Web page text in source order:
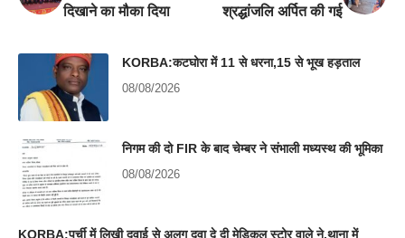
दिखाने का मौका दिया
श्रद्धांजलि अर्पित की गई
KORBA:कटघोरा में 11 से धरना,15 से भूख हड़ताल
08/08/2026
निगम की दो FIR के बाद चेम्बर ने संभाली मध्यस्थ की भूमिका
08/08/2026
KORBA:पर्ची में लिखी दवाई से अलग दवा दे दी मेडिकल स्टोर वाले ने,थाना में